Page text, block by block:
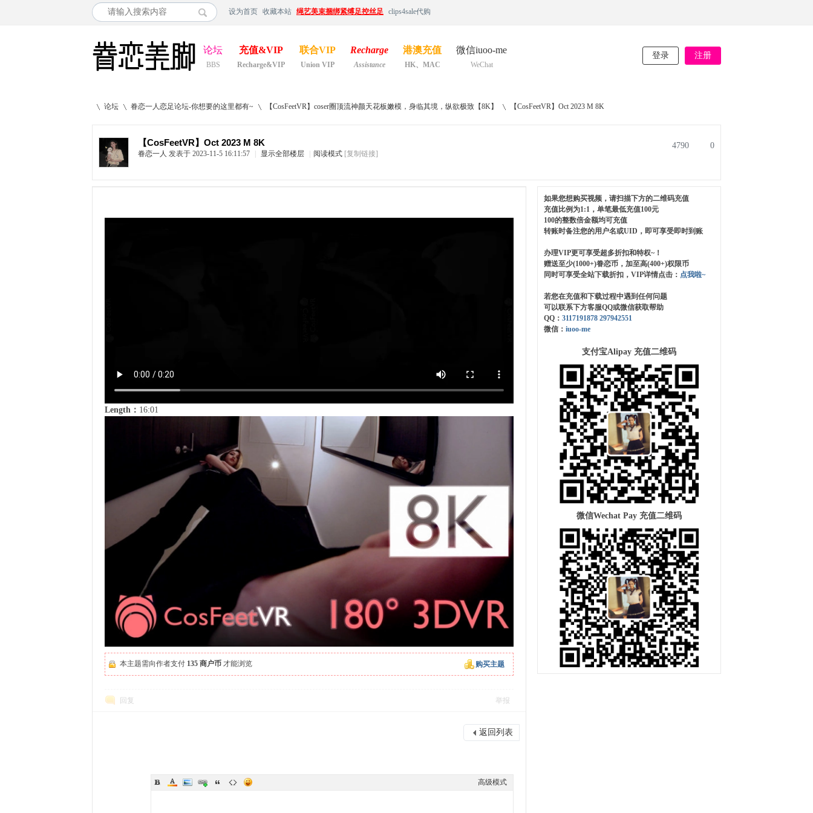
设为首页 收藏本站 绳艺美束捆绑紧缚足控丝足 clips4sale代购
论坛
BBS
充值&VIP
Recharge&VIP
联合VIP
Union VIP
Recharge
Assistance
港澳充值
HK、MAC
微信iuoo-me
WeChat
登录 注册
论坛
›
眷恋一人恋足论坛-你想要的这里都有~
›
【CosFeetVR】coser圈顶流神颜天花板嫩模，身临其境，纵欲极致【8K】 【CosFeetVR】Oct 2023 M 8K
【CosFeetVR】Oct 2023 M 8K
眷恋一人 发表于 2023-11-5 16:11:57 显示全部楼层 阅读模式 [复制链接]
0
4790
Length： 16:01
购买主题
本主题需向作者支付 135 商户币 才能浏览
回复 举报
返回列表
高级模式
如果您想购买视频，请扫描下方的二维码充值
充值比例为1:1，单笔最低充值100元
100的整数倍金额均可充值
转账时备注您的用户名或UID，即可享受即时到账
办理VIP更可享受超多折扣和特权~！
赠送至少(1000+)眷恋币，加至高(400+)权限币
同时可享受全站下载折扣，VIP详情点击： 点我啦~
若您在充值和下载过程中遇到任何问题
可以联系下方客服QQ或微信获取帮助
QQ： 3117191878 297942551
微信： iuoo-me
支付宝Alipay 充值二维码
微信Wechat Pay 充值二维码